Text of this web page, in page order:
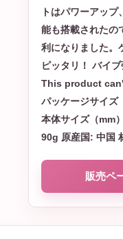
トはパワーアッ
能も搭載されたの
利になりました。
ピッタリ！ バイ
This product
パッケージサイズ
本体サイズ（mm
90g 原産国: 中国
販売ペ